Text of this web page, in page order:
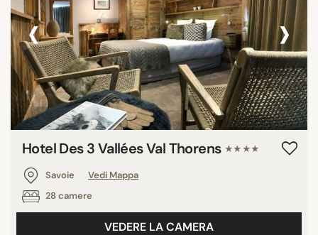
‹ ›
Hotel Des 3 Vallées Val Thorens ★★★★
Savoie
Vedi Mappa
28 camere
VEDERE LA CAMERA